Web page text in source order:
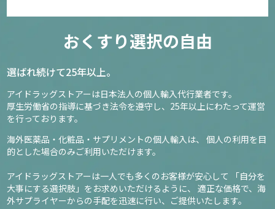
おくすり選択の自由
選ばれ続けて25年以上。
アイドラッグストアーは日本法人の個人輸入代行業者です。
厚生労働省の指導に基づき法令を遵守し、 25年以上にわたって運営
を行っております。
海外医薬品・化粧品・サプリメントの個人輸入は、
個人の利用を目
的とした場合のみご利用いただけます。
アイドラッグストアーは一人でも多くのお客様が安心して
「自分を
大事にする選択肢」をお求めいただけるように、
適正な価格で、海
外サプライヤーからの手配を迅速に行い、ご提供いたします。